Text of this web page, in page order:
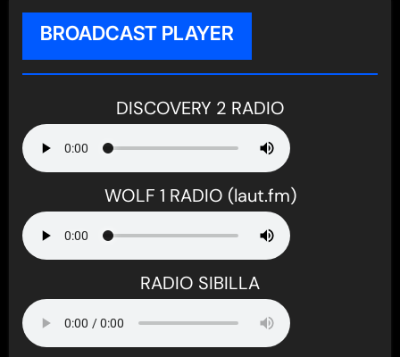
BROADCAST PLAYER
DISCOVERY 2 RADIO
WOLF 1 RADIO (laut.fm)
RADIO SIBILLA